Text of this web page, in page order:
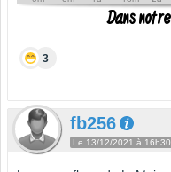
3
fb256
Le 13/12/2021 à 16h30